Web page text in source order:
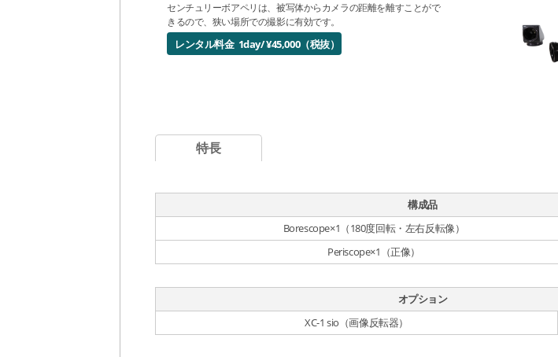
センチュリーボアペリは、被写体からカメラの距離を離すことがで
きるので、狭い場所での撮影に有効です。
レンタル料金 1day/ ¥45,000（税抜）
特長
構成品
Borescope×1（180度回転・左右反転像）
Periscope×1（正像）
オプション
XC-1 sio（画像反転器）